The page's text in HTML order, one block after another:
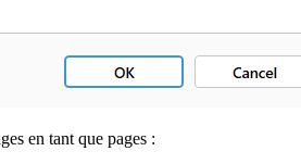
en tant que pages :